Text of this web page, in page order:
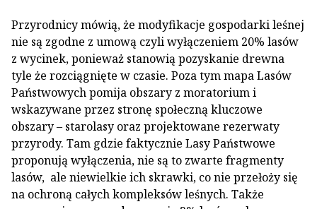
Przyrodnicy mówią, że modyfikacje gospodarki leśnej
nie są zgodne z umową czyli wyłączeniem 20% lasów
z wycinek, ponieważ stanowią pozyskanie drewna
tyle że rozciągnięte w czasie. Poza tym mapa Lasów
Państwowych pomija obszary z moratorium i
wskazywane przez stronę społeczną kluczowe
obszary – starolasy oraz projektowane rezerwaty
przyrody. Tam gdzie faktycznie Lasy Państwowe
proponują wyłączenia, nie są to zwarte fragmenty
lasów, ale niewielkie ich skrawki, co nie przełoży się
na ochroną całych kompleksów leśnych. Także